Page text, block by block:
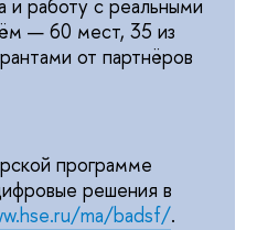
и работу с реальными
— 60 мест, 35 из
от партнёров
программе
решения в
ma/badsf/.